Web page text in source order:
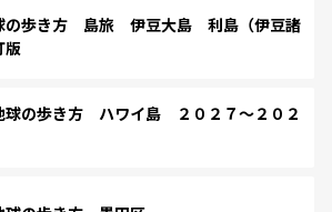
の歩き方 島旅 伊豆大島 利島（伊豆諸
の歩き方 ハワイ島 ２０２７～２０２